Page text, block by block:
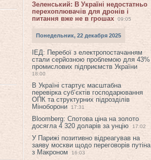
Зеленський: В Україні недостатньо
перехоплювачів для дронів і
питання вже не в грошах
09:05
Понедельник, 22 декабря 2025
ІЕД: Перебої з електропостачанням
стали серйозною проблемою для 43%
промислових підприємств України
18:00
В Україні стартує масштабна
перевірка суб’єктів господарювання
ОПК та структурних підрозділів
Міноборони
17:31
Bloomberg: Спотова ціна на золото
досягла 4 320 доларів за унцію
17:02
У Парижі позитивно відреагував на
заяву москви щодо переговорів путіна
з Макроном
16:03